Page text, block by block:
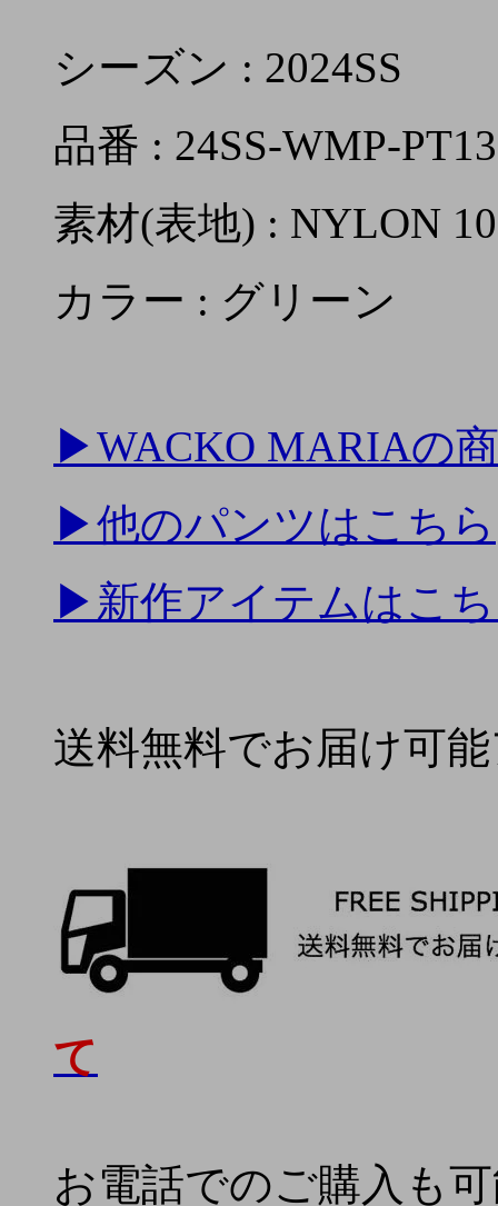
シーズン : 2024SS
品番 : 24SS-WMP-PT13
素材(表地) : NYLON
カラー : グリーン
▶WACKO MARIAの
▶他のパンツはこちら
▶ 新作アイテムはこ
送料無料でお届け可
て
お電話でのご購入も